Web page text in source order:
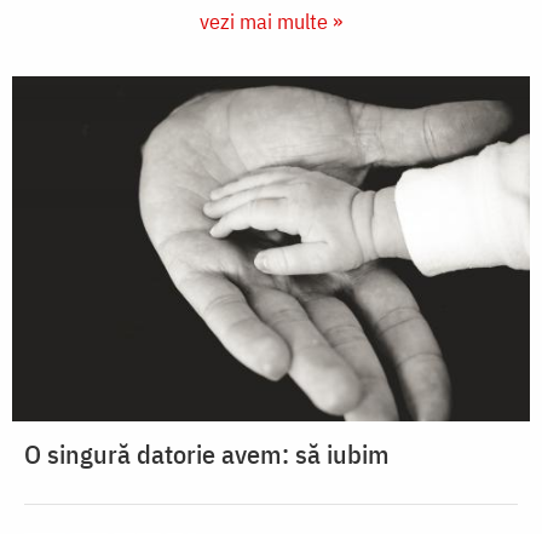
vezi mai multe »
O singură datorie avem: să iubim